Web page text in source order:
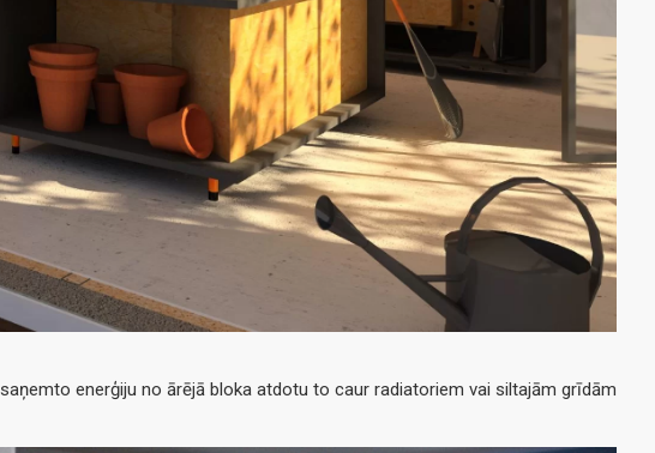
enerģiju no ārējā bloka atdotu to caur radiatoriem vai siltajām grīdām